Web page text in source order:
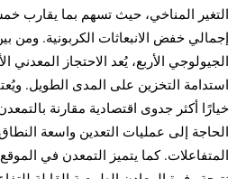
التغير المناخي، حيث تسهم بما يقارب
إجمالي خفض الانبعاثات الكربونية. ومن
الجيولوجي الأربع، يُعد الاحتجاز المعدني
استدامة التخزين على المدى الطويل.
خيارًا أكثر جدوى اقتصادية مقارنة
الحاجة إلى عمليات التعدين واسعة
المتفاعلات. كما يتميز التمعدن في